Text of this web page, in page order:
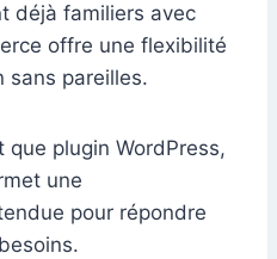
déjà familiers avec
offre une flexibilité
sans pareilles.
que plugin WordPress,
une
pour répondre